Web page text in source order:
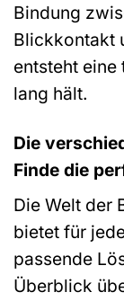
Bindung
Blickkontakt
entsteht eine
lang hält.
Die
Finde die
Die Welt der
bietet für
passende
Überblick